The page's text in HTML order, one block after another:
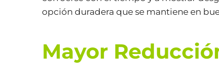
opción duradera que se mantiene en
Mayor